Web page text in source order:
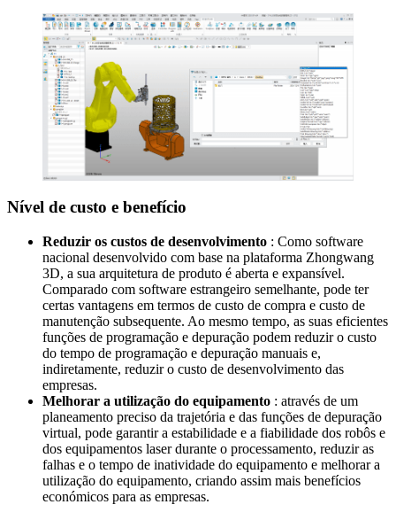
Nível de custo e benefício
Reduzir os custos de desenvolvimento : Como software
nacional desenvolvido com base na plataforma Zhongwang
3D, a sua arquitetura de produto é aberta e expansível.
Comparado com software estrangeiro semelhante, pode ter
certas vantagens em termos de custo de compra e custo de
manutenção subsequente. Ao mesmo tempo, as suas eficientes
funções de programação e depuração podem reduzir o custo
do tempo de programação e depuração manuais e,
indiretamente, reduzir o custo de desenvolvimento das
empresas.
Melhorar a utilização do equipamento : através de um
planeamento preciso da trajetória e das funções de depuração
virtual, pode garantir a estabilidade e a fiabilidade dos robôs e
dos equipamentos laser durante o processamento, reduzir as
falhas e o tempo de inatividade do equipamento e melhorar a
utilização do equipamento, criando assim mais benefícios
económicos para as empresas.